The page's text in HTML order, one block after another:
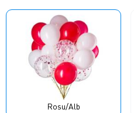
Rosu/Alb